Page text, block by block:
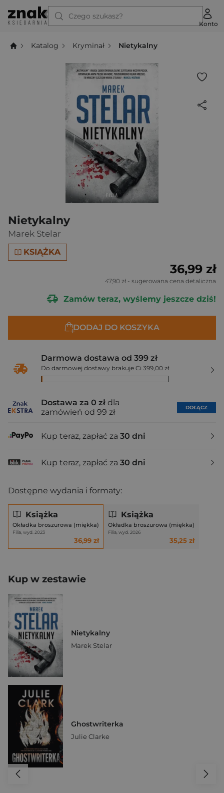
Czego szukasz?
Konto
Katalog Kryminał Nietykalny
Nietykalny
Marek Stelar
KSIĄŻKA
36,99 zł
47,90 zł - sugerowana cena detaliczna
Zamów teraz, wyślemy jeszcze dziś!
DODAJ DO KOSZYKA
Darmowa dostawa od 399 zł
Do darmowej dostawy brakuje Ci 399,00 zł
Dostawa za 0 zł dla
zamówień od 99 zł
DOŁĄCZ
Kup teraz, zapłać za 30 dni
Kup teraz, zapłać za 30 dni
Dostępne wydania i formaty:
Książka
Okładka broszurowa (miękka)
Filia, wyd. 2023
36,99 zł
Książka
Okładka broszurowa (miękka)
Filia, wyd. 2026
35,25 zł
Kup w zestawie
Nietykalny
Marek Stelar
Ghostwriterka
Julie Clarke